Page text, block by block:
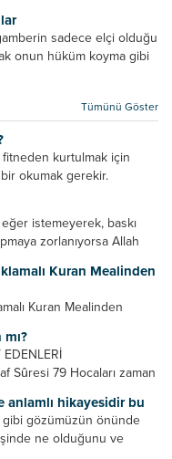
bazen açık bazen gizli
Örneğin hocalarda
sıralar ve...
sadece elçi olduğu
onun hüküm koyma gibi
teşri yapamaz. Sadece
Tümünü Göster
kurtulmak için
okumak gerekir.
hoca algısını yenmek
istemeyerek, baskı
zorlanıyorsa Allah
menfaatini elde
zorlamayın. Her...
Kuran Mealinden
Kuran Mealinden
Sûresi 79 Hocaları zaman
bazen açık bazen gizli
Örneğin hocalarda
sıralar ve...
anlamlı hikayesidir bu
gibi gözümüzün önünde
ne olduğunu ve